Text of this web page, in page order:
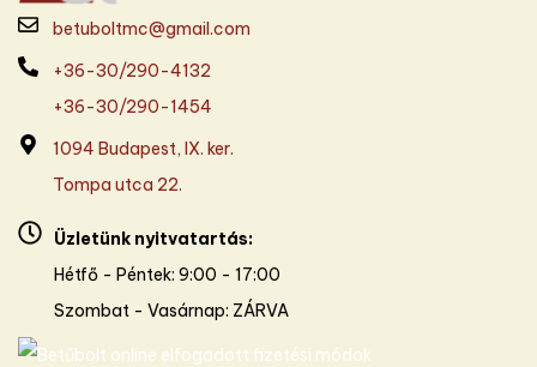
betuboltmc@gmail.com
+36-30/290-4132
+36-30/290-1454
1094 Budapest, IX. ker.
Tompa utca 22.
Üzletünk nyitvatartás:
Hétfő - Péntek: 9:00 - 17:00
Szombat - Vasárnap: ZÁRVA